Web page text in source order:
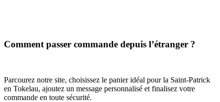
Comment passer commande depuis l’étranger ?
Parcourez notre site, choisissez le panier idéal pour la Saint-Patrick
en Tokelau, ajoutez un message personnalisé et finalisez votre
commande en toute sécurité.